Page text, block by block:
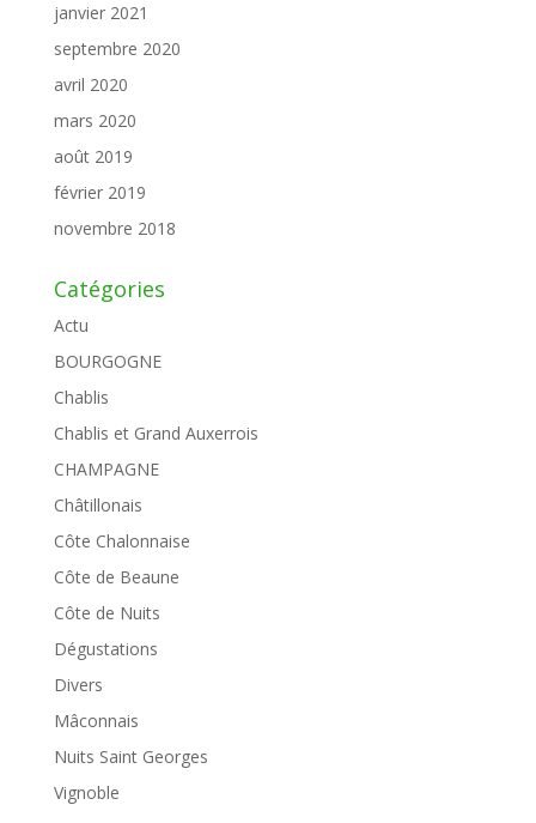
janvier 2021
septembre 2020
avril 2020
mars 2020
août 2019
février 2019
novembre 2018
Catégories
Actu
BOURGOGNE
Chablis
Chablis et Grand Auxerrois
CHAMPAGNE
Châtillonais
Côte Chalonnaise
Côte de Beaune
Côte de Nuits
Dégustations
Divers
Mâconnais
Nuits Saint Georges
Vignoble